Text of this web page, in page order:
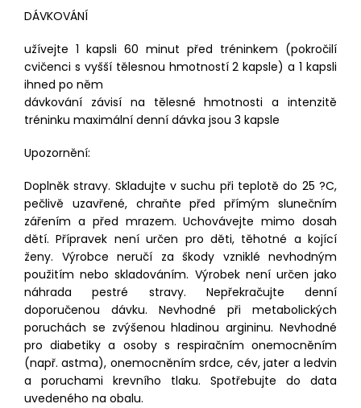
DÁVKOVÁNÍ
užívejte 1 kapsli 60 minut před tréninkem (pokročilí
cvičenci s vyšší tělesnou hmotností 2 kapsle) a 1 kapsli
ihned po něm
dávkování závisí na tělesné hmotnosti a intenzitě
tréninku maximální denní dávka jsou 3 kapsle
Upozornění:
Doplněk stravy. Skladujte v suchu při teplotě do 25 ?C,
pečlivě uzavřené, chraňte před přímým slunečním
zářením a před mrazem. Uchovávejte mimo dosah
dětí. Přípravek není určen pro děti, těhotné a kojící
ženy. Výrobce neručí za škody vzniklé nevhodným
použitím nebo skladováním. Výrobek není určen jako
náhrada pestré stravy. Nepřekračujte denní
doporučenou dávku. Nevhodné při metabolických
poruchách se zvýšenou hladinou argininu. Nevhodné
pro diabetiky a osoby s respiračním onemocněním
(např. astma), onemocněním srdce, cév, jater a ledvin
a poruchami krevního tlaku. Spotřebujte do data
uvedeného na obalu.